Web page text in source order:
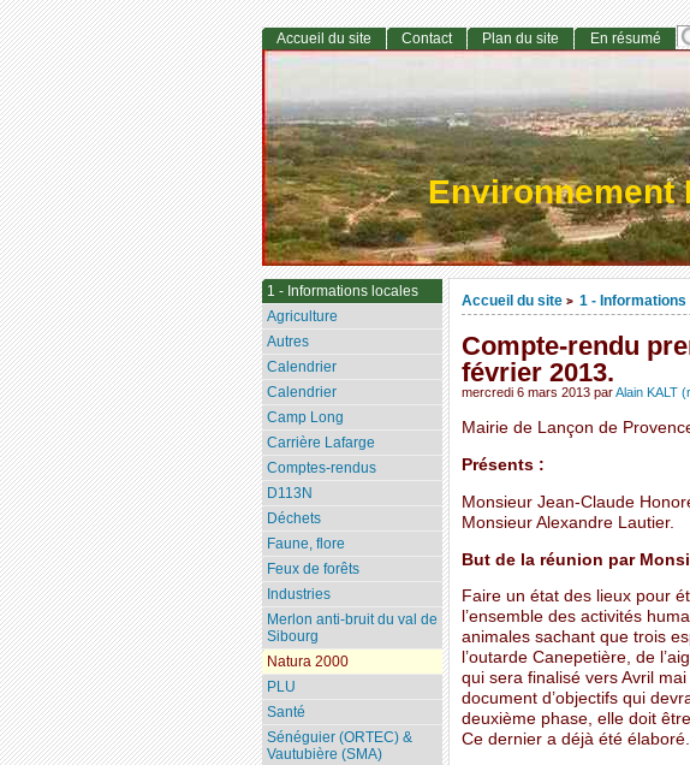
Environnement
Accueil du site > 1 - Informations
Compte-rendu
février 2013.
mercredi 6 mars 2013 parAlain KALT
Mairie de Lançon de
Présents :
Monsieur Jean-Claude
Monsieur Alexandre Lautier.
But de la réunion par
Faire un état des lieux pour
l’ensemble des activités
animales sachant que trois
l’outarde Canepetière, de
qui sera finalisé vers Avril
document d’objectifs qui
deuxième phase, elle doit
Ce dernier a déjà été élaboré.
Accueil du site Contact Plan du site En résumé
1 - Informations locales
Agriculture
Autres
Calendrier
Calendrier
Camp Long
Carrière Lafarge
Comptes-rendus
D113N
Déchets
Faune, flore
Feux de forêts
Industries
Merlon anti-bruit du val de
Sibourg
Natura 2000
PLU
Santé
Sénéguier (ORTEC) &
Vautubière (SMA)